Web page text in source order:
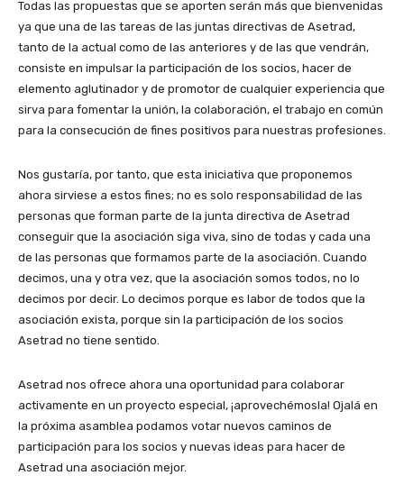
Todas las propuestas que se aporten serán más que bienvenidas
ya que una de las tareas de las juntas directivas de Asetrad,
tanto de la actual como de las anteriores y de las que vendrán,
consiste en impulsar la participación de los socios, hacer de
elemento aglutinador y de promotor de cualquier experiencia que
sirva para fomentar la unión, la colaboración, el trabajo en común
para la consecución de fines positivos para nuestras profesiones.
Nos gustaría, por tanto, que esta iniciativa que proponemos
ahora sirviese a estos fines; no es solo responsabilidad de las
personas que forman parte de la junta directiva de Asetrad
conseguir que la asociación siga viva, sino de todas y cada una
de las personas que formamos parte de la asociación. Cuando
decimos, una y otra vez, que la asociación somos todos, no lo
decimos por decir. Lo decimos porque es labor de todos que la
asociación exista, porque sin la participación de los socios
Asetrad no tiene sentido.
Asetrad nos ofrece ahora una oportunidad para colaborar
activamente en un proyecto especial, ¡aprovechémosla! Ojalá en
la próxima asamblea podamos votar nuevos caminos de
participación para los socios y nuevas ideas para hacer de
Asetrad una asociación mejor.